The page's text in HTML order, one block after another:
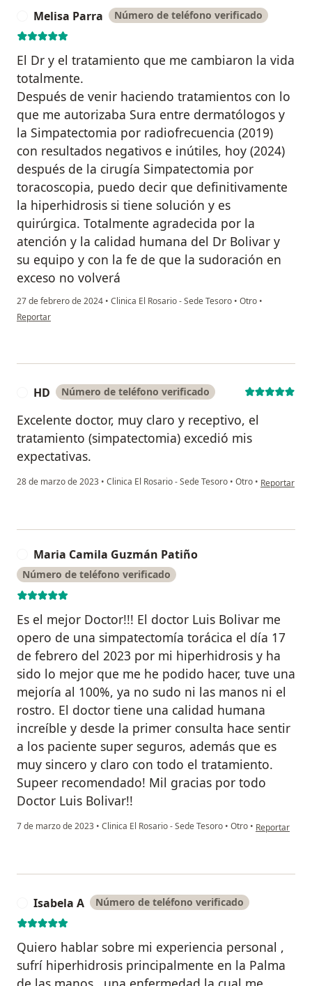
Melisa Parra Número de teléfono verificado
El Dr y el tratamiento que me cambiaron la vida
totalmente.
Después de venir haciendo tratamientos con lo
que me autorizaba Sura entre dermatólogos y
la Simpatectomia por radiofrecuencia (2019)
con resultados negativos e inútiles, hoy (2024)
después de la cirugía Simpatectomia por
toracoscopia, puedo decir que definitivamente
la hiperhidrosis si tiene solución y es
quirúrgica. Totalmente agradecida por la
atención y la calidad humana del Dr Bolivar y
su equipo y con la fe de que la sudoración en
exceso no volverá
27 de febrero de 2024 • Clinica El Rosario - Sede Tesoro • Otro •
en opinión del usuario Melisa Parra
Reportar
HD Número de teléfono verificado
Excelente doctor, muy claro y receptivo, el
tratamiento (simpatectomia) excedió mis
expectativas.
28 de marzo de 2023 • Clinica El Rosario - Sede Tesoro • Otro • en opinión
Reportar
Maria Camila Guzmán Patiño
Número de teléfono verificado
Es el mejor Doctor!!! El doctor Luis Bolivar me
opero de una simpatectomía torácica el día 17
de febrero del 2023 por mi hiperhidrosis y ha
sido lo mejor que me he podido hacer, tuve una
mejoría al 100%, ya no sudo ni las manos ni el
rostro. El doctor tiene una calidad humana
increíble y desde la primer consulta hace sentir
a los paciente super seguros, además que es
muy sincero y claro con todo el tratamiento.
Supeer recomendado! Mil gracias por todo
Doctor Luis Bolivar!!
7 de marzo de 2023 • Clinica El Rosario - Sede Tesoro • Otro • en opinión
Reportar
Isabela A Número de teléfono verificado
Quiero hablar sobre mi experiencia personal ,
sufrí hiperhidrosis principalmente en la Palma